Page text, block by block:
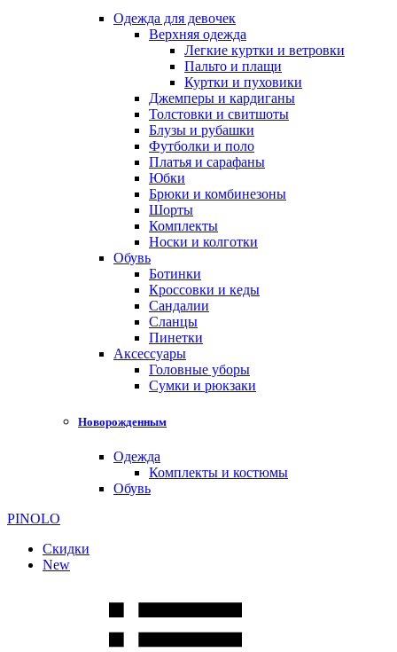
Одежда для девочек
Верхняя одежда
Легкие куртки и ветровки
Пальто и плащи
Куртки и пуховики
Джемперы и кардиганы
Толстовки и свитшоты
Блузы и рубашки
Футболки и поло
Платья и сарафаны
Юбки
Брюки и комбинезоны
Шорты
Комплекты
Носки и колготки
Обувь
Ботинки
Кроссовки и кеды
Сандалии
Сланцы
Пинетки
Аксессуары
Головные уборы
Сумки и рюкзаки
Новорожденным
Одежда
Комплекты и костюмы
Обувь
PINOLO
Скидки
New